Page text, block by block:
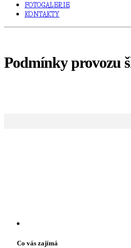
FOTOGALERIE
KONTAKTY
Podmínky provozu
Co vás zajímá